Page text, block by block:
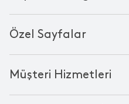
Bornoz
Özel Sayfalar
Black Friday
Chakra Manifesto
Mağazalarımız
Çerez Politikası
Müşteri Hizmetleri